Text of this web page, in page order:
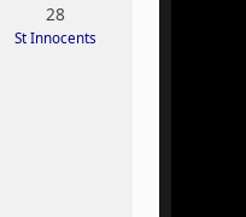
28
St Innocents